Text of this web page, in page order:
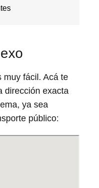
muy fácil. Acá te
dirección exacta
ya sea
público: